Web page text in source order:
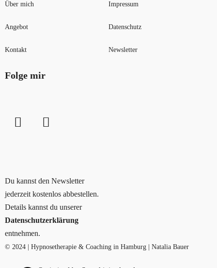
Über mich
Angebot
Kontakt
Impressum
Datenschutz
Newsletter
Folge mir
Du kannst den Newsletter
jederzeit kostenlos abbestellen.
Details kannst du unserer
Datenschutzerklärung
entnehmen.
© 2024 | Hypnosetherapie & Coaching in Hamburg | Natalia Bauer